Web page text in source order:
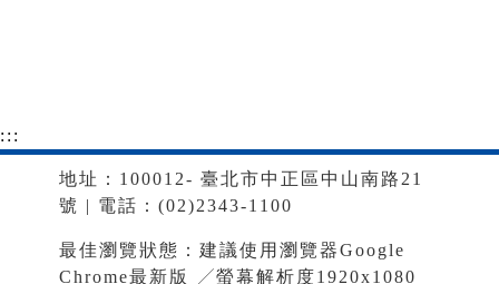
:::
地址：100012- 臺北市中正區中山南路21
號 | 電話：(02)2343-1100
最佳瀏覽狀態：建議使用瀏覽器Google
Chrome最新版 ╱螢幕解析度1920x1080